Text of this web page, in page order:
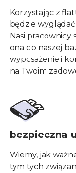
Korzystając z
będzie wyglądać
Nasi pracownicy
ona do naszej
wyposażenie i
na Twoim
bezpieczna
Wiemy, jak
tym tych